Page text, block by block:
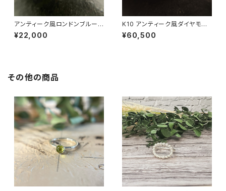
アンティーク風ロンドンブルート
パーズリング RG25-253
¥22,000
K10 アンティーク風ダイヤモン
ドリング RG25-254
¥60,500
その他の商品